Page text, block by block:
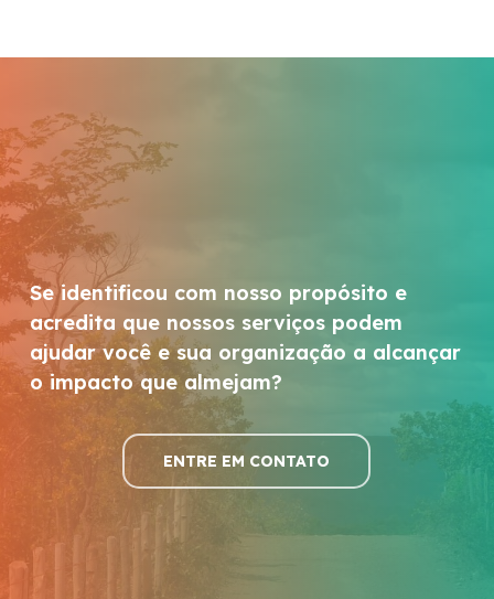
Se identificou com nosso propósito e
acredita que nossos serviços podem
ajudar você e sua organização a alcançar
o impacto que almejam?
ENTRE EM CONTATO